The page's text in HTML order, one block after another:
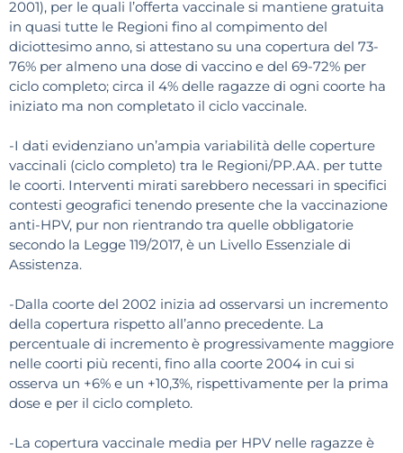
2001), per le quali l’offerta vaccinale si mantiene gratuita
in quasi tutte le Regioni fino al compimento del
diciottesimo anno, si attestano su una copertura del 73-
76% per almeno una dose di vaccino e del 69-72% per
ciclo completo; circa il 4% delle ragazze di ogni coorte ha
iniziato ma non completato il ciclo vaccinale.
-I dati evidenziano un’ampia variabilità delle coperture
vaccinali (ciclo completo) tra le Regioni/PP.AA. per tutte
le coorti. Interventi mirati sarebbero necessari in specifici
contesti geografici tenendo presente che la vaccinazione
anti-HPV, pur non rientrando tra quelle obbligatorie
secondo la Legge 119/2017, è un Livello Essenziale di
Assistenza.
-Dalla coorte del 2002 inizia ad osservarsi un incremento
della copertura rispetto all’anno precedente. La
percentuale di incremento è progressivamente maggiore
nelle coorti più recenti, fino alla coorte 2004 in cui si
osserva un +6% e un +10,3%, rispettivamente per la prima
dose e per il ciclo completo.
-La copertura vaccinale media per HPV nelle ragazze è